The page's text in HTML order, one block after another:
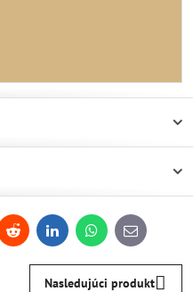
Reddit LinkedInWhatsApp
E-
mail
Nasledujúci produkt